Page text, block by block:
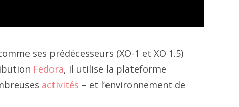
ses prédécesseurs (XO-1 et XO 1.5)
Fedora, Il utilise la plateforme
activités – et l’environnement de